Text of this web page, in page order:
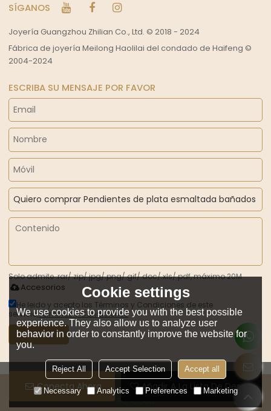
Conecta Ahora Añadir A La Lista De Deseos
SÍGANOS
Joyería Guangzhou Zhilian Co., Ltd. © 2018 - 2024
Fábrica de joyería Meilong Haolilai del condado de Haifeng ©
2004-2024
ESCRIBA SU MENSAJE POR FAVOR
Solo admite .rar/.zip/.jpg/.png/.gif/.doc/.xls/.pdf, máximo 20M
Accesorios
He leido y acepto los Términos y Condiciones de este
servicio,Términos y Condiciones
Mandar
Copyright © 2026GUANGZHOU ZHILIAN JEWELRY CO.,LTD.Support By
Cookie settings
We use cookies to provide you with the best possible
experience. They also allow us to analyze user
behavior in order to constantly improve the website for
you.
Reject All Accept Selection Accept all
Necessary Analytics Preferences Marketing